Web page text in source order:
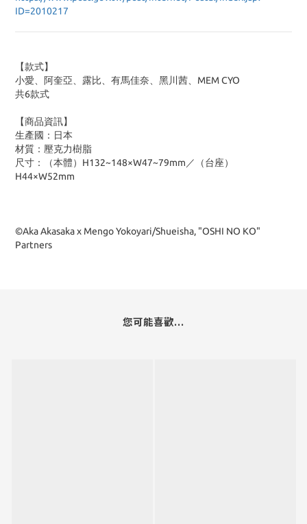
ID=2010217
【款式】
小愛、阿奎亞、露比、有馬佳奈、黑川茜、MEM CYO
共6款式
【商品資訊】
生產國：日本
材質：壓克力樹脂
尺寸：（本體）H132~148×W47~79mm／（台座）
H44×W52mm
©Aka Akasaka x Mengo Yokoyari/Shueisha, "OSHI NO KO"
Partners
您可能喜歡...